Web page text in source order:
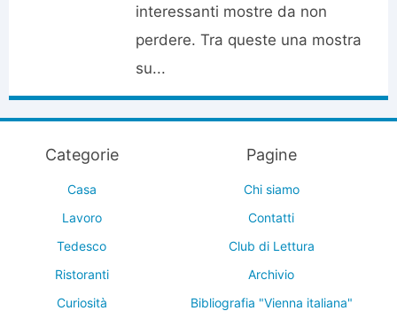
interessanti mostre da non
perdere. Tra queste una mostra
su...
Categorie
Casa
Lavoro
Tedesco
Ristoranti
Curiosità
Pagine
Chi siamo
Contatti
Club di Lettura
Archivio
Bibliografia "Vienna italiana"